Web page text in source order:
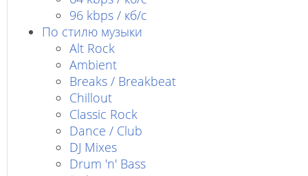
96 kbps / кб/c
По стилю музыки
Alt Rock
Ambient
Breaks / Breakbeat
Chillout
Classic Rock
Dance / Club
DJ Mixes
Drum 'n' Bass